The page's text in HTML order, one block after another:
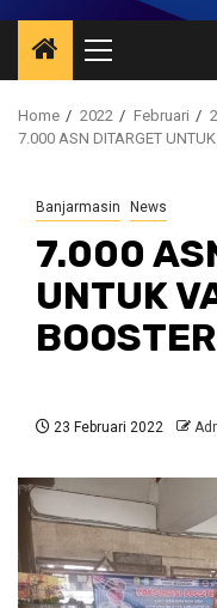
Primary
Menu
Home 2022 Februari
7.000 ASN DITARGET
Banjarmasin News
7.000
UNTUK
BOOSTER
23 Februari 2022